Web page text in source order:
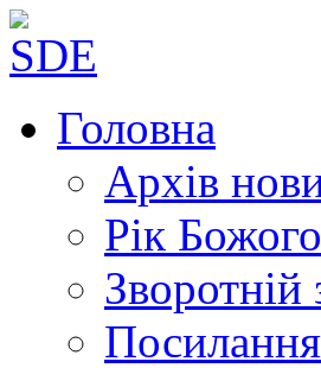
Головна
Архів
Рік
Зворотній
Посилання